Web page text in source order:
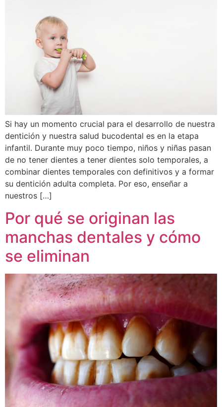
Si hay un momento crucial para el desarrollo de nuestra
dentición y nuestra salud bucodental es en la etapa
infantil. Durante muy poco tiempo, niños y niñas pasan
de no tener dientes a tener dientes solo temporales, a
combinar dientes temporales con definitivos y a formar
su dentición adulta completa. Por eso, enseñar a
nuestros […]
Por qué se originan las
manchas dentales y cómo
se eliminan